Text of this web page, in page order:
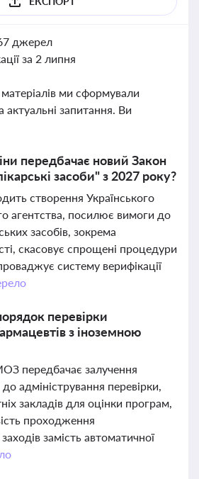
джерел
за 2 липня
ми сформували
актуальні запитання. Ви
передбачає новий Закон
засоби" з 2027 року?
створення Українського
агентства, посилює вимоги до
засобів, зокрема
скасовує спрощені процедури
систему верифікації
перевірки
з іноземною
передбачає залучення
адміністрування перевірки,
закладів для оцінки програм,
проходження
замість автоматичної